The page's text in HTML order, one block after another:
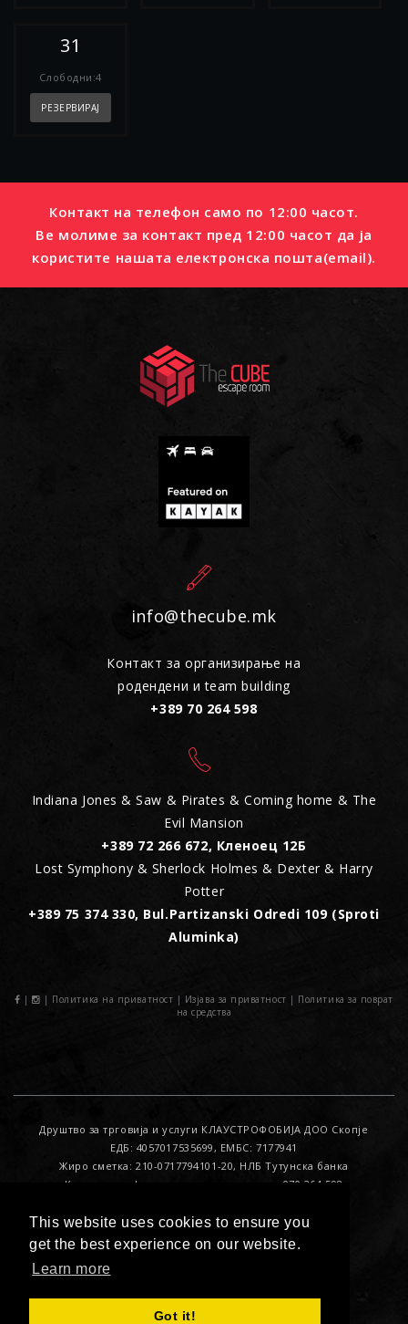
This website uses cookies to ensure you
get the best experience on our website.
Learn more
Got it!
31
Слободни:4
РЕЗЕРВИРАЈ
Контакт на телефон само по 12:00 часот.
Ве молиме за контакт пред 12:00 часот да ја
користите нашата електронска пошта(email).
info@thecube.mk
Контакт за организирање на
родендени и team building
+389 70 264 598
Indiana Jones & Saw & Pirates & Coming home & The
Evil Mansion
+389 72 266 672, Кленоец 12Б
Lost Symphony & Sherlock Holmes & Dexter & Harry
Potter
+389 75 374 330, Bul.Partizanski Odredi 109 (Sproti
Aluminka)
| | Политика на приватност | Изјава за приватност | Политика за поврат
на средства
Друштво за трговија и услуги КЛАУСТРОФОБИЈА ДОО Скопје
ЕДБ: 4057017535699, ЕМБС: 7177941
Жиро сметка: 210-0717794101-20, НЛБ Тутунска банка
Контакт за офицер за лични податоци : 070 264 598
© 2017. All Rights Reserved. Developed by